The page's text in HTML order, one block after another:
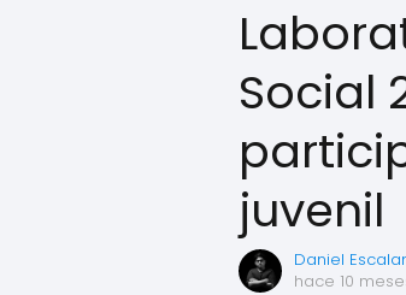
Social
juvenil
Daniel
hace 10